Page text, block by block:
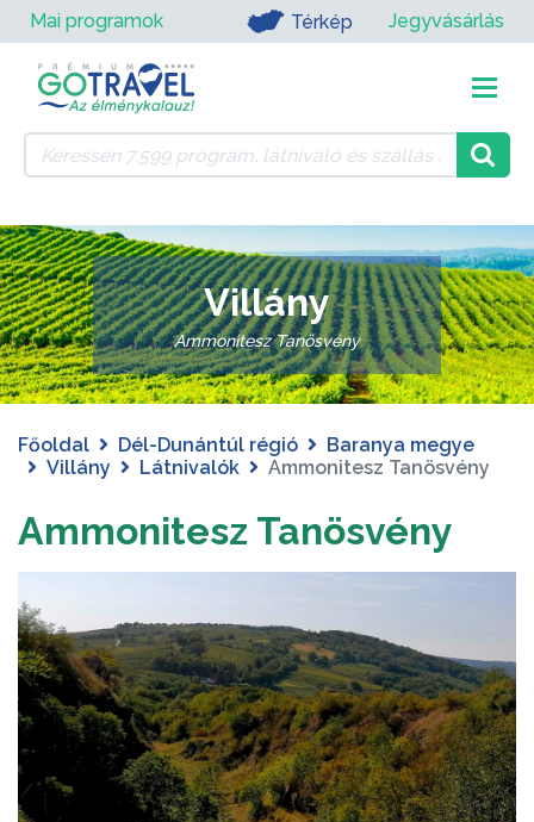
Mai programok Térkép Jegyvásárlás
Villány
Ammonitesz Tanösvény
Főoldal Dél-Dunántúl régió
Baranya megye
Villány
Látnivalók Ammonitesz Tanösvény
Ammonitesz Tanösvény